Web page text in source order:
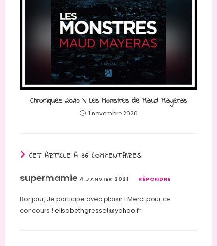
Chroniques 2020 \ Les Monstres de Maud Mayeras
1 novembre 2020
CET ARTICLE A 36 COMMENTAIRES
supermamie 4 JANVIER 2021 RÉPONDRE
Bonjour, Je participe avec plaisir ! Merci pour ce
concours !elisabethgresset@yahoo.fr